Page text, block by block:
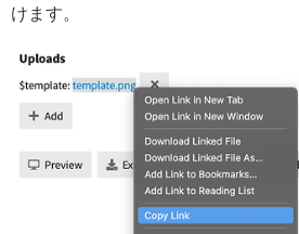
けます。